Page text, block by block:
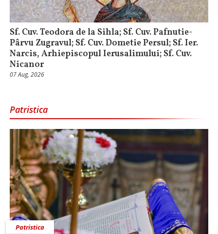
Sf. Cuv. Teodora de la Sihla; Sf. Cuv. Pafnutie-
Pârvu Zugravul; Sf. Cuv. Dometie Persul; Sf. Ier.
Narcis, Arhiepiscopul Ierusalimului; Sf. Cuv.
Nicanor
07 Aug, 2026
Patristica
Patristica